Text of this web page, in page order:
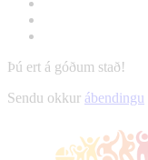
Þú ert á góðum stað!
Sendu okkur ábendingu